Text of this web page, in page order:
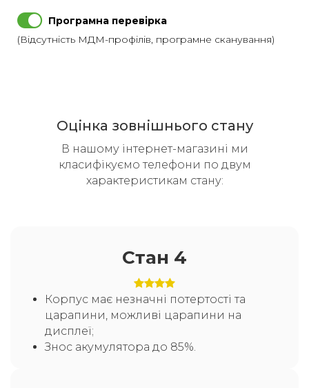
Програмна перевірка
(Відсутність МДМ-профілів, програмне сканування)
Оцінка зовнішнього стану
В нашому інтернет-магазині ми
класифікуємо телефони по двум
характеристикам стану:
Стан 4
Корпус має незначні потертості та
царапини, можливі царапини на
дисплеї;
Знос акумулятора до 85%.